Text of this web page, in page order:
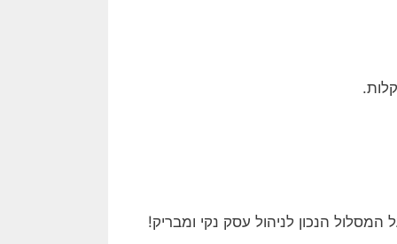
הנכון לניהול עסק נקי ומבריק!